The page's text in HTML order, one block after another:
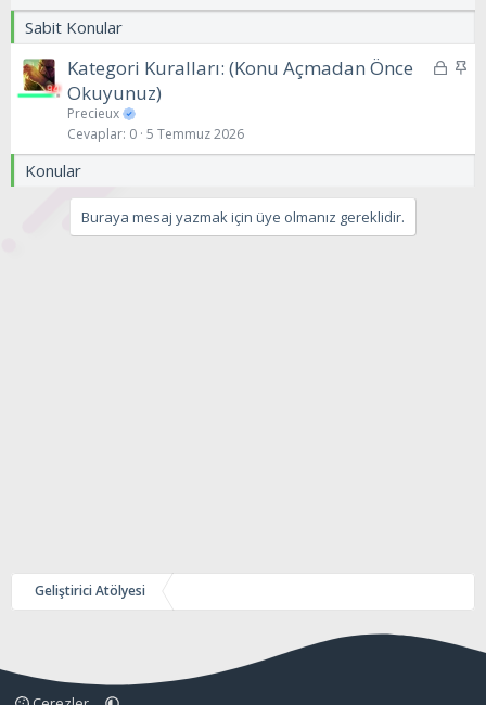
Sabit Konular
K
t
S
t
Kategori Kuralları: (Konu Açmadan Önce
Okuyunuz)
Precieux
Cevaplar 0 5 Temmuz 2026
Konular
Buraya mesaj yazmak için üye olmanız gereklidir.
Geliştirici Atölyesi